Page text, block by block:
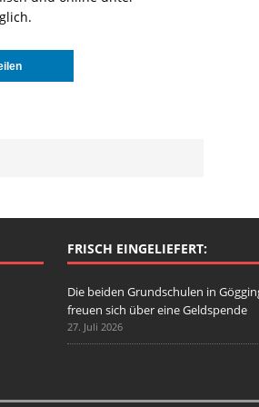
FRISCH EINGELIEFERT:
Die beiden Grundschulen in
freuen sich über eine Geldspende
27. Juli 2026